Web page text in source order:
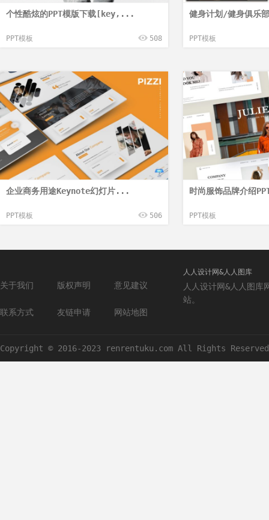
个性酷炫的PPT模版下载[key,...
PPT模板 508
健身计划/健身俱乐
PPT模板
企业商务用途Keynote幻灯片...
PPT模板 506
时尚服饰品牌介绍
PPT模板
关于我们 版权声明 意见建议
联系方式 友链申请 网站地图
人人设计网&人人图库
人人设计网&人人图库
站。
Copyright © 2016-2023 renrentuku.com All Rights